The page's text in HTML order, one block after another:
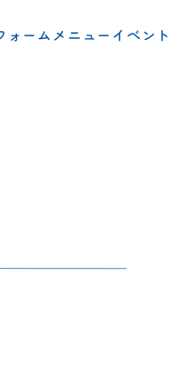
ォームメニュー イベント